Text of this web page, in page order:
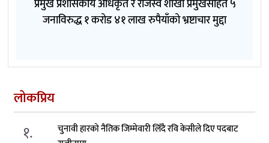
प्रमुख प्रशासकीय अधिकृत र राजस्व शाखा प्रमुखसहित ५
जनाविरुद्ध १ करोड ४१ लाख रुपैयाँको भ्रष्टाचार मुद्दा
लोकप्रिय
१.
चुनावी हारको नैतिक जिम्मेवारी लिँदै रवि केसीले दिए पदबाट